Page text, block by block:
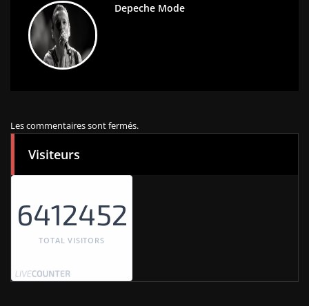
Depeche Mode
Les commentaires sont fermés.
Visiteurs
6412452
TOTAL VISITORS